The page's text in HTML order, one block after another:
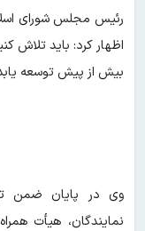
رئیس مجلس شورای
اظهار کرد: باید تلاش
بیش از پیش توسعه
وی در پایان ضمن
نمایندگان، هیأت